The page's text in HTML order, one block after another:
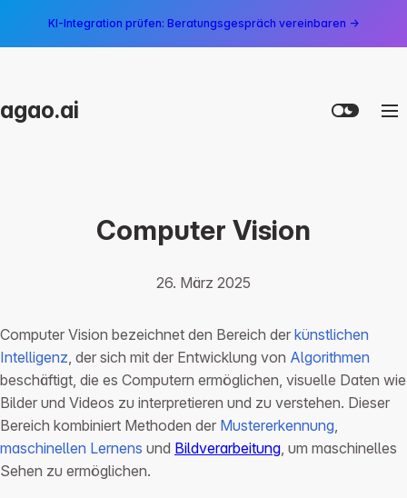
KI-Integration prüfen: Beratungsgespräch vereinbaren →
agao.ai
Computer Vision
26. März 2025
Computer Vision bezeichnet den Bereich der künstlichen
Intelligenz, der sich mit der Entwicklung von Algorithmen
beschäftigt, die es Computern ermöglichen, visuelle Daten wie
Bilder und Videos zu interpretieren und zu verstehen. Dieser
Bereich kombiniert Methoden der Mustererkennung,
maschinellen Lernens und Bildverarbeitung, um maschinelles
Sehen zu ermöglichen.